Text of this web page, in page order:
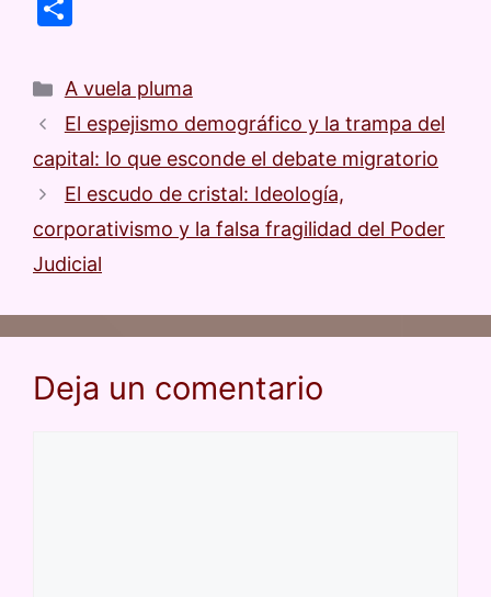
e
b
o
o
k
l
A
p
p
k
y
a
m
m
p
ar
tir
A vuela pluma
El espejismo demográfico y la trampa del
capital: lo que esconde el debate migratorio
El escudo de cristal: Ideología,
corporativismo y la falsa fragilidad del Poder
Judicial
Deja un comentario